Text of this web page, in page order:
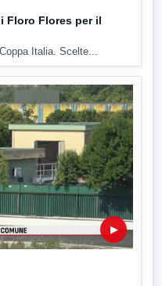
Floro Flores per il
Italia. Scelte...
▶